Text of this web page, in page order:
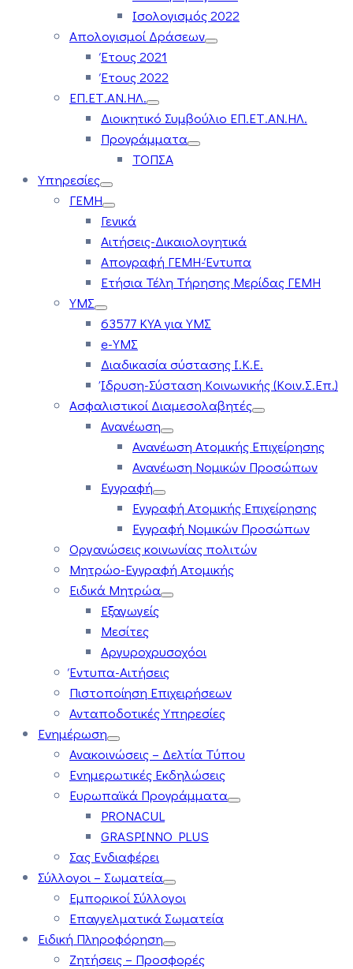
Ισολογισμός 2022
Απολογισμοί Δράσεων
Έτους 2021
Έτους 2022
ΕΠ.ΕΤ.ΑΝ.ΗΛ.
Διοικητικό Συμβούλιο ΕΠ.ΕΤ.ΑΝ.ΗΛ.
Προγράμματα
ΤΟΠΣΑ
Υπηρεσίες
ΓΕΜΗ
Γενικά
Αιτήσεις-Δικαιολογητικά
Απογραφή ΓΕΜΗ-Έντυπα
Ετήσια Τέλη Τήρησης Μερίδας ΓΕΜΗ
ΥΜΣ
63577 ΚΥΑ για ΥΜΣ
e-ΥΜΣ
Διαδικασία σύστασης Ι.Κ.Ε.
Ίδρυση-Σύσταση Κοινωνικής (Κοιν.Σ.Επ.)
Ασφαλιστικοί Διαμεσολαβητές
Ανανέωση
Ανανέωση Ατομικής Επιχείρησης
Ανανέωση Νομικών Προσώπων
Εγγραφή
Εγγραφή Ατομικής Επιχείρησης
Εγγραφή Νομικών Προσώπων
Οργανώσεις κοινωνίας πολιτών
Μητρώο-Εγγραφή Ατομικής
Ειδικά Μητρώα
Εξαγωγείς
Μεσίτες
Αργυροχρυσοχόοι
Έντυπα-Αιτήσεις
Πιστοποίηση Επιχειρήσεων
Ανταποδοτικές Υπηρεσίες
Ενημέρωση
Ανακοινώσεις – Δελτία Τύπου
Ενημερωτικές Εκδηλώσεις
Ευρωπαϊκά Προγράμματα
PRONACUL
GRASPINNO PLUS
Σας Ενδιαφέρει
Σύλλογοι – Σωματεία
Εμπορικοί Σύλλογοι
Επαγγελματικά Σωματεία
Ειδική Πληροφόρηση
Ζητήσεις – Προσφορές